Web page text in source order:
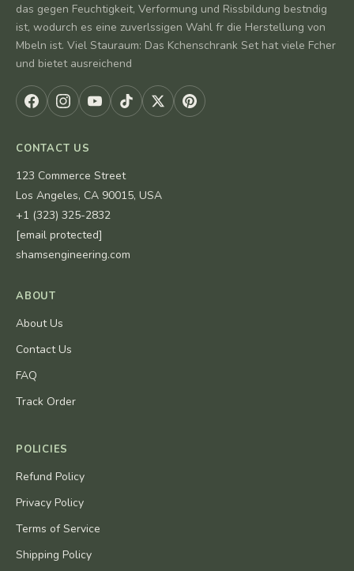
das gegen Feuchtigkeit, Verformung und Rissbildung bestndig
ist, wodurch es eine zuverlssigen Wahl fr die Herstellung von
Mbeln ist. Viel Stauraum: Das Kchenschrank Set hat viele Fcher
und bietet ausreichend
CONTACT US
123 Commerce Street
Los Angeles, CA 90015, USA
+1 (323) 325-2832
[email protected]
shamsengineering.com
ABOUT
About Us
Contact Us
FAQ
Track Order
POLICIES
Refund Policy
Privacy Policy
Terms of Service
Shipping Policy